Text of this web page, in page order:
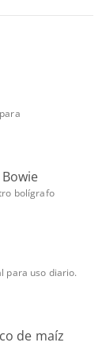
bolígrafo
para uso diario.
de maíz